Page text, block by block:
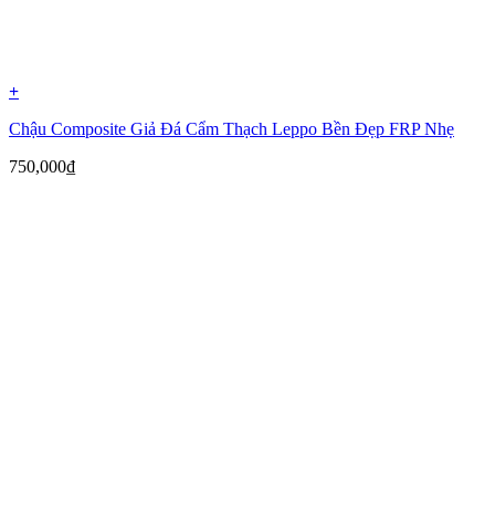
+
Chậu Composite Giả Đá Cẩm Thạch Leppo Bền Đẹp FRP Nhẹ
750,000₫